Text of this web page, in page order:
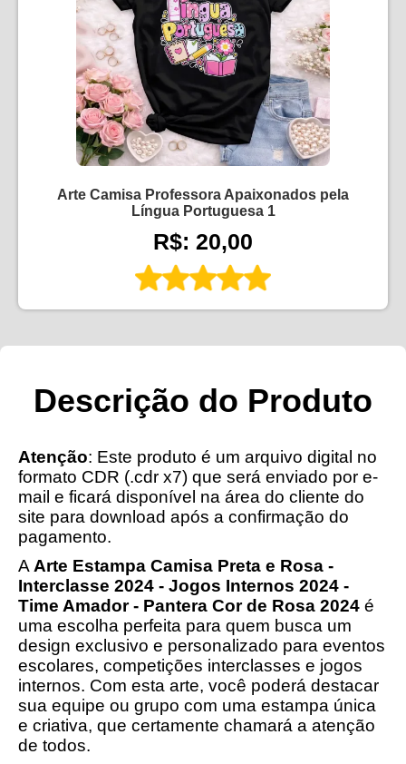
Arte Camisa Professora Apaixonados pela
Língua Portuguesa 1
R$: 20,00
Descrição do Produto
Atenção: Este produto é um arquivo digital no
formato CDR (.cdr x7) que será enviado por e-
mail e ficará disponível na área do cliente do
site para download após a confirmação do
pagamento.
AArte Estampa Camisa Preta e Rosa -
Interclasse 2024 - Jogos Internos 2024 -
Time Amador - Pantera Cor de Rosa 2024 é
uma escolha perfeita para quem busca um
design exclusivo e personalizado para eventos
escolares, competições interclasses e jogos
internos. Com esta arte, você poderá destacar
sua equipe ou grupo com uma estampa única
e criativa, que certamente chamará a atenção
de todos.